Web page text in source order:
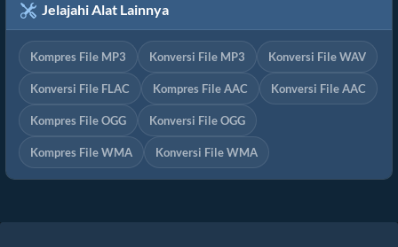
Jelajahi Alat Lainnya
Kompres File MP3 Konversi File MP3 Konversi File WAV
Konversi File FLAC Kompres File AAC Konversi File AAC
Kompres File OGG Konversi File OGG
Kompres File WMA Konversi File WMA